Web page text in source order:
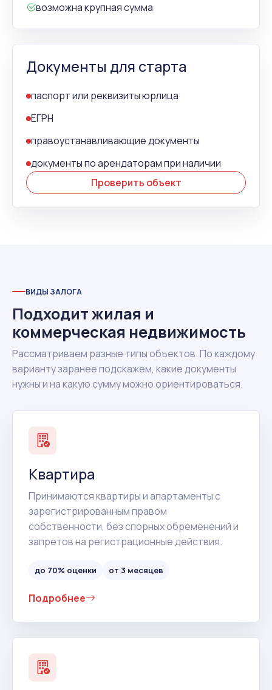
возможна крупная сумма
Документы для старта
паспорт или реквизиты юрлица
ЕГРН
правоустанавливающие документы
документы по арендаторам при наличии
Проверить объект
ВИДЫ ЗАЛОГА
Подходит жилая и
коммерческая недвижимость
Рассматриваем разные типы объектов. По каждому
варианту заранее подскажем, какие документы
нужны и на какую сумму можно ориентироваться.
Квартира
Принимаются квартиры и апартаменты с
зарегистрированным правом
собственности, без спорных обременений и
запретов на регистрационные действия.
до 70% оценки от 3 месяцев
Подробнее